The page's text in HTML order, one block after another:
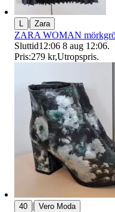
L | Zara
ZARA WOMAN
Sluttid12:06 8 aug 12:06.
Pris:279 kr,Utropspris.
40 | Vero Moda